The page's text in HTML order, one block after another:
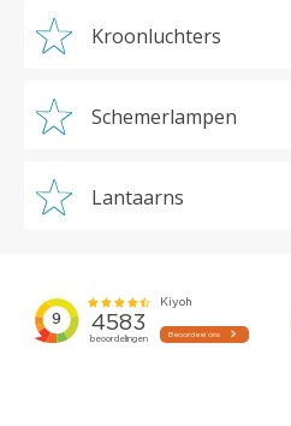
Kroonluchters
Schemerlampen
Lantaarns